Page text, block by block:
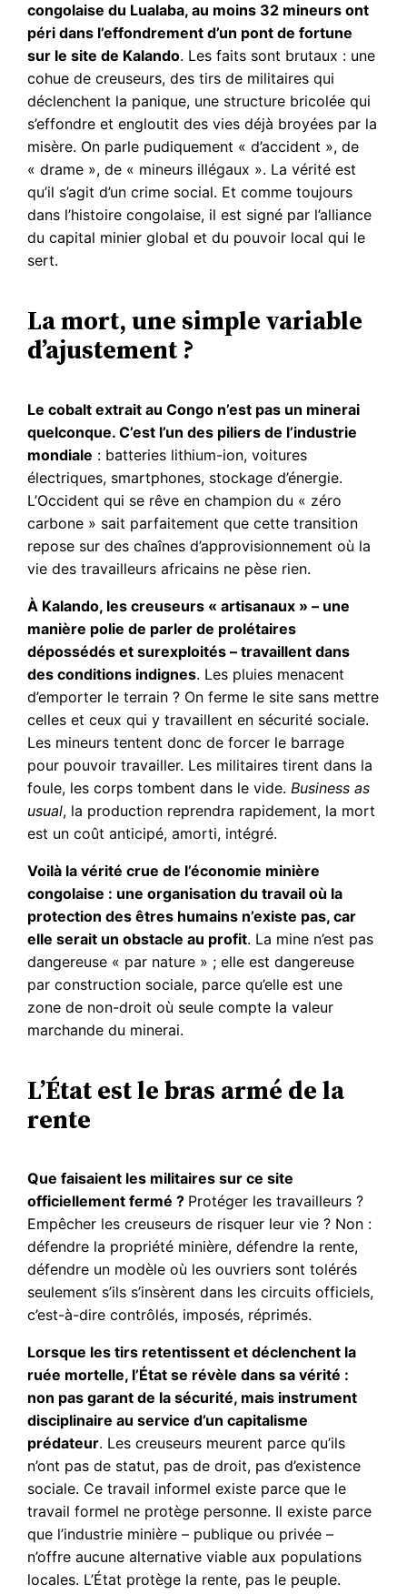
congolaise du Lualaba, au moins 32 mineurs ont
péri dans l’effondrement d’un pont de fortune
sur le site de Kalando. Les faits sont brutaux : une
cohue de creuseurs, des tirs de militaires qui
déclenchent la panique, une structure bricolée qui
s’effondre et engloutit des vies déjà broyées par la
misère. On parle pudiquement « d’accident », de
« drame », de « mineurs illégaux ». La vérité est
qu’il s’agit d’un crime social. Et comme toujours
dans l’histoire congolaise, il est signé par l’alliance
du capital minier global et du pouvoir local qui le
sert.
La mort, une simple variable
d’ajustement ?
Le cobalt extrait au Congo n’est pas un minerai
quelconque. C’est l’un des piliers de l’industrie
mondiale : batteries lithium-ion, voitures
électriques, smartphones, stockage d’énergie.
L’Occident qui se rêve en champion du « zéro
carbone » sait parfaitement que cette transition
repose sur des chaînes d’approvisionnement où la
vie des travailleurs africains ne pèse rien.
À Kalando, les creuseurs « artisanaux » – une
manière polie de parler de prolétaires
dépossédés et surexploités – travaillent dans
des conditions indignes. Les pluies menacent
d’emporter le terrain ? On ferme le site sans mettre
celles et ceux qui y travaillent en sécurité sociale.
Les mineurs tentent donc de forcer le barrage
pour pouvoir travailler. Les militaires tirent dans la
foule, les corps tombent dans le vide. Business as
usual, la production reprendra rapidement, la mort
est un coût anticipé, amorti, intégré.
Voilà la vérité crue de l’économie minière
congolaise : une organisation du travail où la
protection des êtres humains n’existe pas, car
elle serait un obstacle au profit. La mine n’est pas
dangereuse « par nature » ; elle est dangereuse
par construction sociale, parce qu’elle est une
zone de non-droit où seule compte la valeur
marchande du minerai.
L’État est le bras armé de la
rente
Que faisaient les militaires sur ce site
officiellement fermé ? Protéger les travailleurs ?
Empêcher les creuseurs de risquer leur vie ? Non :
défendre la propriété minière, défendre la rente,
défendre un modèle où les ouvriers sont tolérés
seulement s’ils s’insèrent dans les circuits officiels,
c’est-à-dire contrôlés, imposés, réprimés.
Lorsque les tirs retentissent et déclenchent la
ruée mortelle, l’État se révèle dans sa vérité :
non pas garant de la sécurité, mais instrument
disciplinaire au service d’un capitalisme
prédateur. Les creuseurs meurent parce qu’ils
n’ont pas de statut, pas de droit, pas d’existence
sociale. Ce travail informel existe parce que le
travail formel ne protège personne. Il existe parce
que l’industrie minière – publique ou privée –
n’offre aucune alternative viable aux populations
locales. L’État protège la rente, pas le peuple.